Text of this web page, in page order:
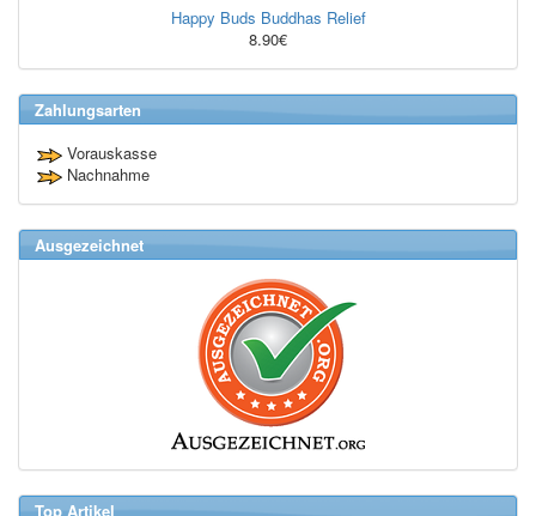
Happy Buds Buddhas Relief
8.90€
Zahlungsarten
Vorauskasse
Nachnahme
Ausgezeichnet
Top Artikel